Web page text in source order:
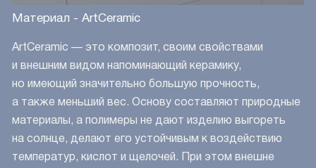
Материал - ArtCeramic
ArtCeramic — это композит, своим свойствами
и внешним видом напоминающий керамику,
но имеющий значительно большую прочность,
а также меньший вес. Основу составляют природные
материалы, а полимеры не дают изделию выгореть
на солнце, делают его устойчивым к воздействию
температур, кислот и щелочей. При этом внешне